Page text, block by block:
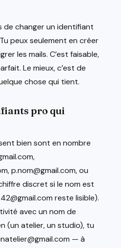
de changer un identifiant
peux seulement en créer
les mails. C’est faisable,
Le mieux, c’est de
chose qui tient.
pro qui
bien sont en nombre
p.nom@gmail.com, ou
discret si le nom est
reste lisible).
avec un nom de
(un atelier, un studio), tu
— à